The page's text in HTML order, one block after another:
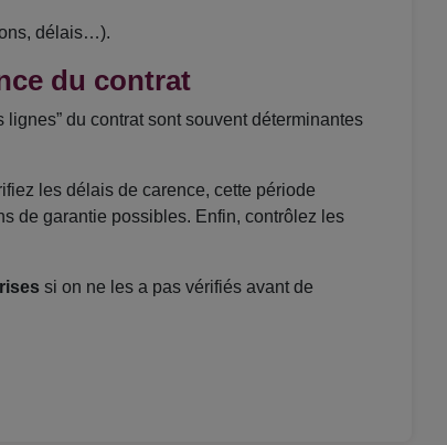
délais…).
du contrat
du contrat sont souvent déterminantes
les délais de carence, cette période
de garantie possibles. Enfin, contrôlez les
si on ne les a pas vérifiés avant de